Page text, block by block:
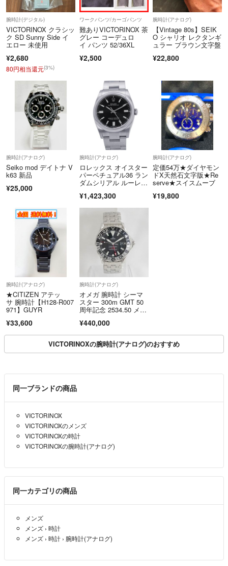
腕時計(デジタル)
VICTORINOX クラシッ
ク SD Sunny Side イ
エロー 未使用
¥2,680
80円相当還元(3%)
ワークパンツ/カーゴパンツ
難ありVICTORINOX 茶
グレー コーデュロ
イ パンツ 52/36XL
¥2,500
腕時計(アナログ)
【Vintage 80s】SEIK
O シャリオ レクタンギ
ュラー ブラウン文字盤
¥22,800
腕時計(アナログ)
Seiko mod デイトナ V
k63 新品
¥25,000
腕時計(アナログ)
ロレックス オイスター
パーペチュアル36 ラン
ダムシリアル ルーレッ
時計 黒文字盤
¥1,423,300
腕時計(アナログ)
定価54万★ダイヤモン
ドX天然石文字版★Re
serve★スイスムーブ
¥19,800
腕時計(アナログ)
★CITIZEN アテッ
サ 腕時計【H128-R007
971】GUYR
¥33,600
腕時計(アナログ)
オメガ 腕時計 シーマ
スター 300m GMT 50
周年記念 2534.50 メン
8 美品
¥440,000
VICTORINOXの腕時計(アナログ)のおすすめ
同一ブランドの商品
VICTORINOX
VICTORINOXのメンズ
VICTORINOXの時計
VICTORINOXの腕時計(アナログ)
同一カテゴリの商品
メンズ
メンズ › 時計
メンズ › 時計 › 腕時計(アナログ)